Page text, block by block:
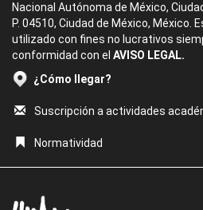
Nacional Autónoma de México,
P. 04510, Ciudad de México, México.
utilizado con fines no lucrativos
conformidad con el AVISO LEGAL.
¿Cómo llegar?
Suscripción a actividades
Normatividad